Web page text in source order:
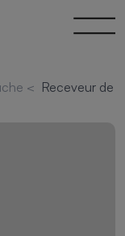
< Receveur de